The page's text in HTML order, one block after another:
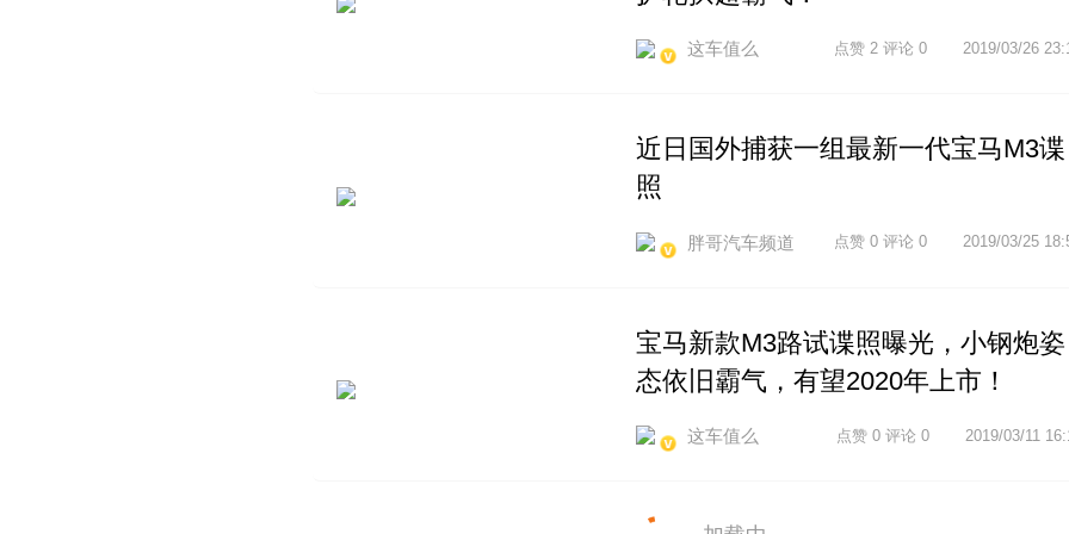
这车值么 2019/03/26
点赞 2 评论 0
近日国外捕获一组最新一代宝马M3谍
照
胖哥汽车频道 2019/03/25
点赞 0 评论 0
宝马新款M3路试谍照曝光，小钢炮姿
态依旧霸气，有望2020年上市！
这车值么 2019/03/11
点赞 0 评论 0